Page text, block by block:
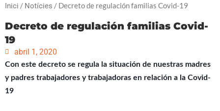
Inici / Notícies / Decreto de regulación familias Covid-19
Decreto de regulación familias Covid-
19
abril 1, 2020
Con este decreto se regula la situación de nuestras madres
y padres trabajadores y trabajadoras en relación a la Covid-
19